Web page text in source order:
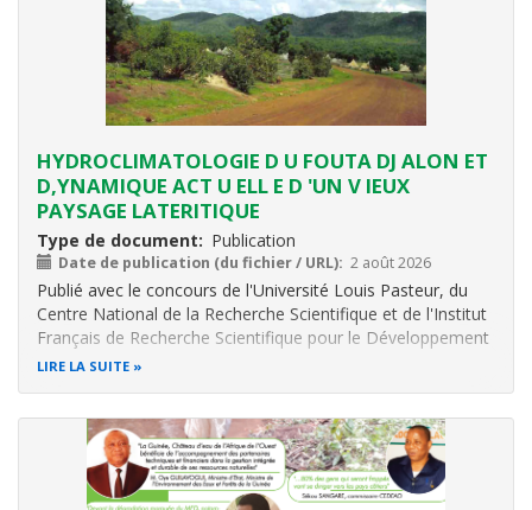
HYDROCLIMATOLOGIE D U FOUTA DJ ALON ET
D,YNAMIQUE ACT U ELL E D 'UN V IEUX
PAYSAGE LATERITIQUE
Type de document Publication
Date de publication (du fichier / URL) 2 août 2026
Publié avec le concours de l'Université Louis Pasteur, du
Centre National de la Recherche Scientifique et de l'Institut
Français de Recherche Scientifique pour le Développement
en Coopération (ORSTOM)
LIRE LA SUITE